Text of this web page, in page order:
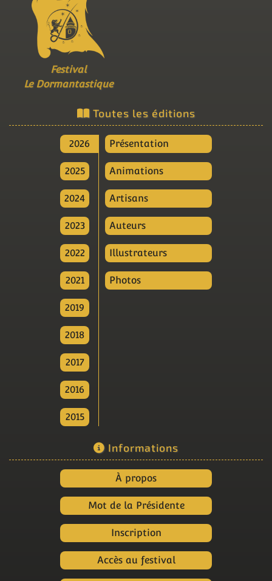
Festival
Le Dormantastique
Toutes les éditions
2026
2025
2024
2023
2022
2021
2019
2018
2017
2016
2015
Présentation
Animations
Artisans
Auteurs
Illustrateurs
Photos
Informations
À propos
Mot de la Présidente
Inscription
Accès au festival